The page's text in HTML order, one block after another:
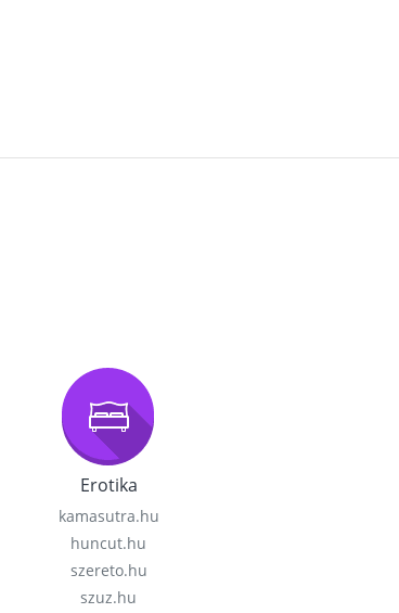
Erotika
kamasutra.hu
huncut.hu
szereto.hu
szuz.hu